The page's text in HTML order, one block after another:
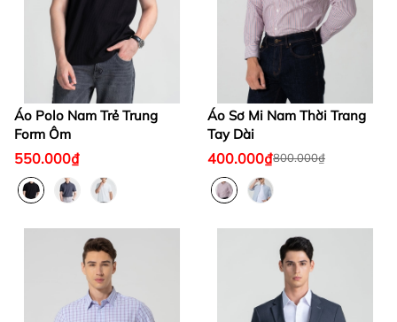
Áo Polo Nam Trẻ Trung
Form Ôm
550.000₫
Áo Sơ Mi Nam Thời Trang
Tay Dài
400.000₫800.000₫